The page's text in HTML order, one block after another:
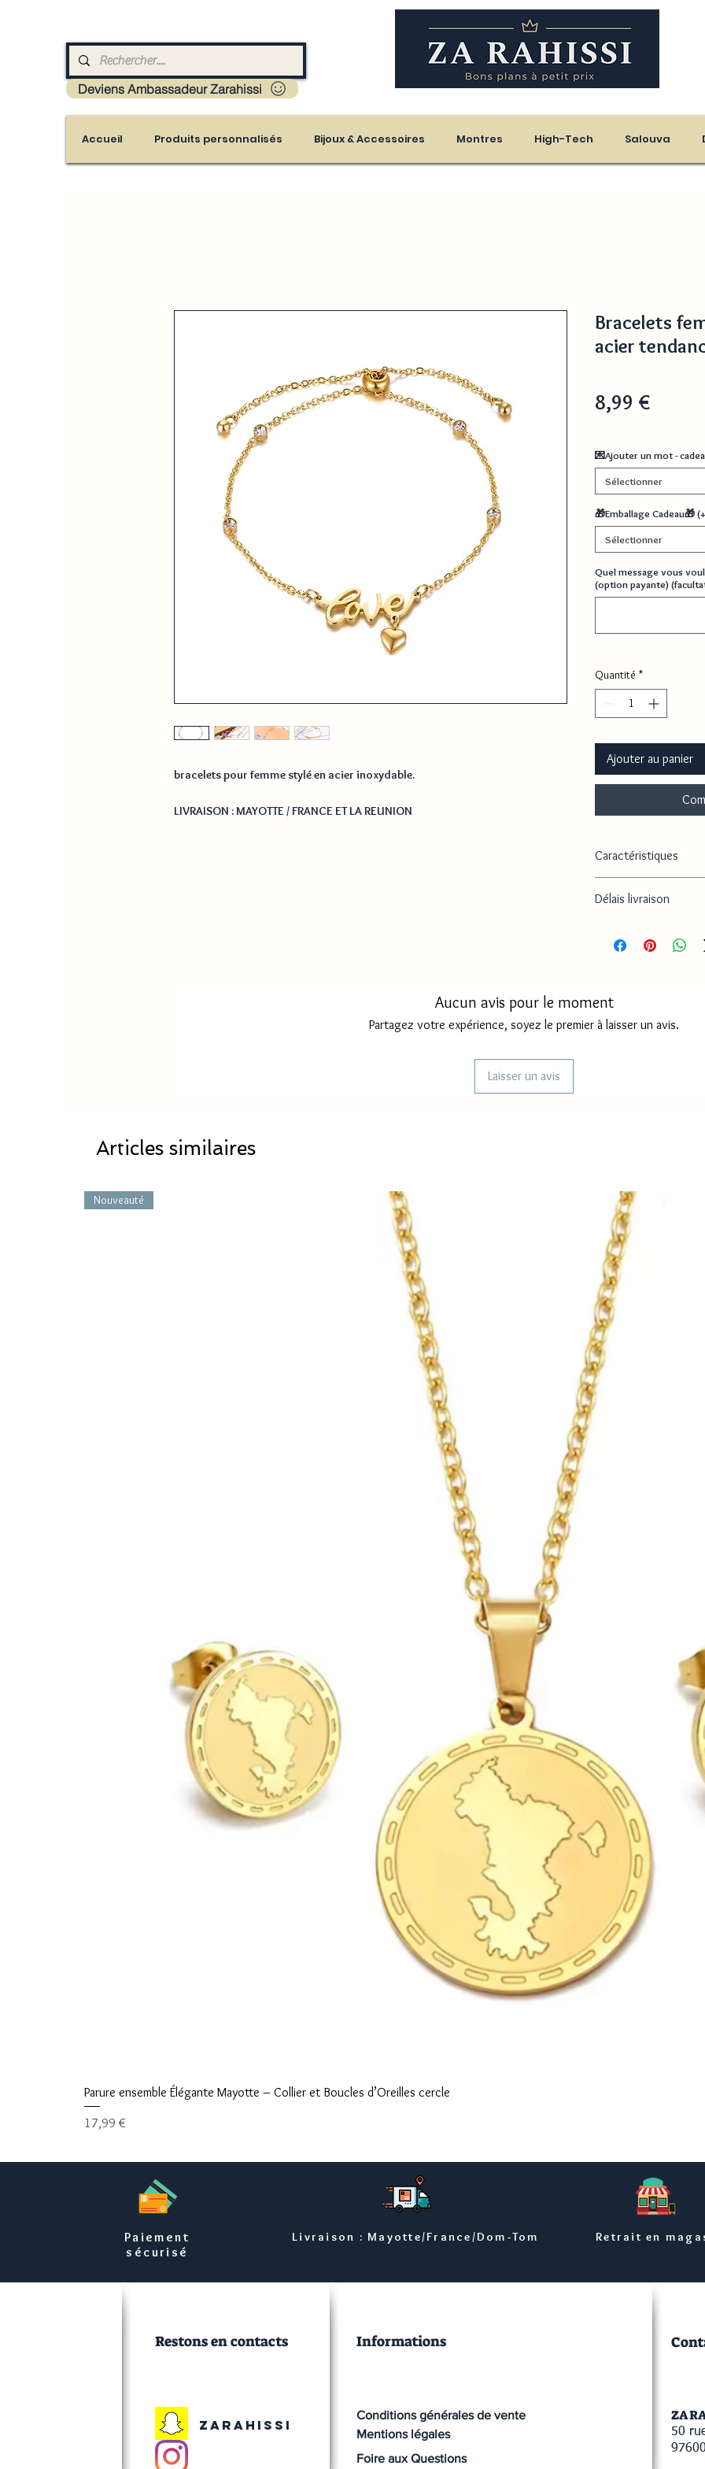
Livraison : Mayotte - France - La réunion - Guadeloupe - Martinique
Deviens Ambassadeur Zarahissi
Accueil Produits personnalisés Bijoux & Accessoires Montres High-Tech Salouva
bracelets pour femme stylé en acier inoxydable.
LIVRAISON : MAYOTTE / FRANCE ET LA REUNION
Bracelets
acier
8,99 €Prix
💌Ajouter un mot -
Sélectionner
🎁Emballage Cadeau🎁
Sélectionner
Quel message vous
(option payante)
Quantité *
Ajouter au panier
Caractéristiques
- Tailles : Ajustable / Poid
Délais livraison
Délai de traitement
Délai livraison
Aucun avis pour le moment
Partagez votre expérience, soyez le premier à laisser un avis.
Laisser un avis
Articles similaires
Nouveauté
Parure ensemble Élégante Mayotte – Collier et Boucles d’Oreilles cercle
Prix
17,99 €
Paiement
sécurisé
Livraison : Mayotte/France/Dom-Tom Retrait en
Conditions générales de vente
Restons en contacts
Zarahissi
Mentions légales
Informations
Foire aux Questions
ZA
50